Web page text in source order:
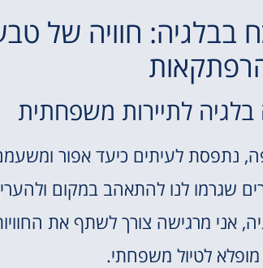
בבלגיה: חוויה של
לתיירות משפחתית
נתפסת לעיתים כיעד אפור
אוצרות נסתרים שגרמו לנו להתאהב
אני מרגישה צורך לשתף את
מופלא לטיול משפחתי.